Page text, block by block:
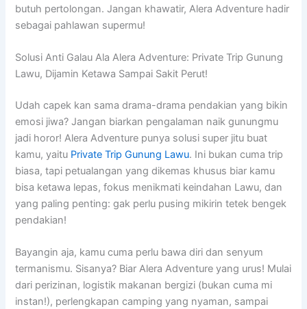
butuh pertolongan. Jangan khawatir, Alera Adventure hadir
sebagai pahlawan supermu!
Solusi Anti Galau Ala Alera Adventure: Private Trip Gunung
Lawu, Dijamin Ketawa Sampai Sakit Perut!
Udah capek kan sama drama-drama pendakian yang bikin
emosi jiwa? Jangan biarkan pengalaman naik gunungmu
jadi horor! Alera Adventure punya solusi super jitu buat
kamu, yaitu Private Trip Gunung Lawu. Ini bukan cuma trip
biasa, tapi petualangan yang dikemas khusus biar kamu
bisa ketawa lepas, fokus menikmati keindahan Lawu, dan
yang paling penting: gak perlu pusing mikirin tetek bengek
pendakian!
Bayangin aja, kamu cuma perlu bawa diri dan senyum
termanismu. Sisanya? Biar Alera Adventure yang urus! Mulai
dari perizinan, logistik makanan bergizi (bukan cuma mi
instan!), perlengkapan camping yang nyaman, sampai